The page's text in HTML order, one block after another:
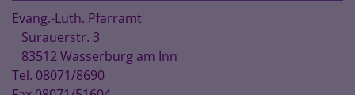
Evang.-Luth. Pfarramt
Surauerstr. 3
83512 Wasserburg am Inn
Tel. 08071/8690